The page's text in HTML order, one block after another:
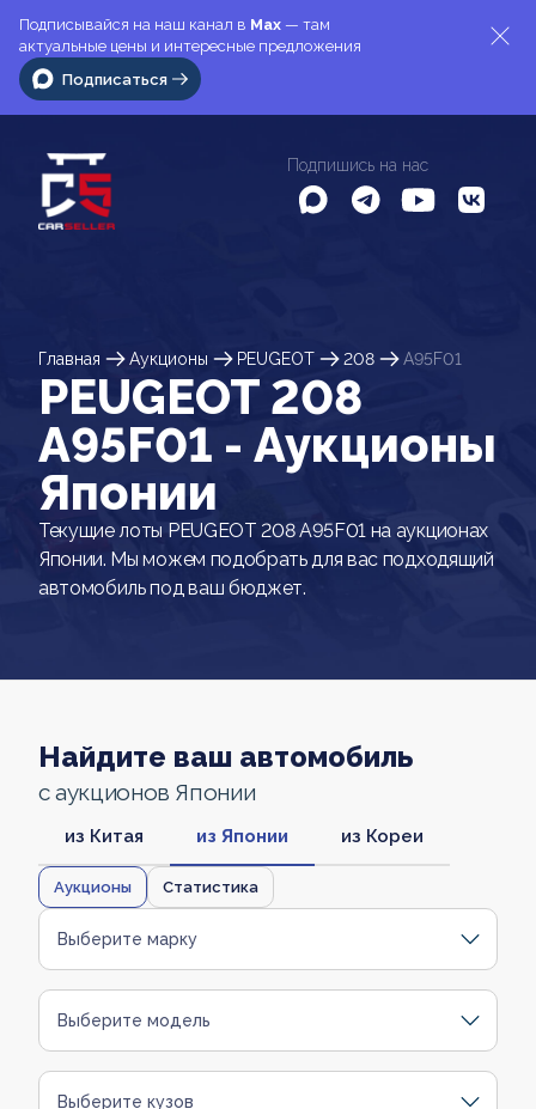
Подписывайся на наш канал в Max — там
актуальные цены и интересные предложения
Подписаться
Подпишись на нас
Главная Аукционы PEUGEOT 208 A95F01
PEUGEOT 208
A95F01 - Аукционы
Японии
Текущие лоты PEUGEOT 208 A95F01 на аукционах
Японии. Мы можем подобрать для вас подходящий
автомобиль под ваш бюджет.
Найдите ваш автомобиль
с аукционов Японии
из Китая из Японии из Кореи
Аукционы Статистика
Выберите марку
Выберите модель
Выберите кузов